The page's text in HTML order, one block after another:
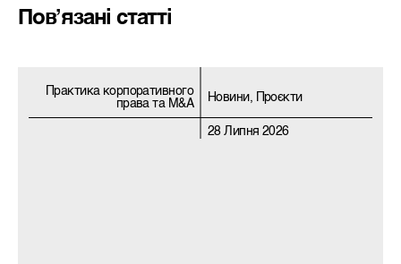
Пов’язані статті
Практика корпоративного
права та M&A
Новини, Проєкти
28 Липня 2026